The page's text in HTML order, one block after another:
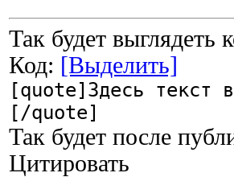
Так будет выглядеть
Код: [Выделить]
[quote]Здесь текст
[/quote]
Так будет после
Цитировать